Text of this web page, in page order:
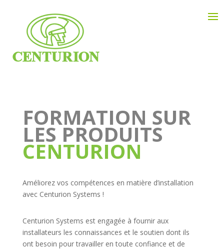
FORMATION SUR
LES PRODUITS
CENTURION
Améliorez vos compétences en matière d’installation
avec Centurion Systems !
Centurion Systems est engagée à fournir aux
installateurs les connaissances et le soutien dont ils
ont besoin pour travailler en toute confiance et de